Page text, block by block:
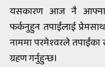
यसकारण आज नै आफ्ना
फर्कनुहुन तपाईंलाई
नाममा परमेश्‍वरले तपाईंका
ग्रहण गर्नुहुन्छ।